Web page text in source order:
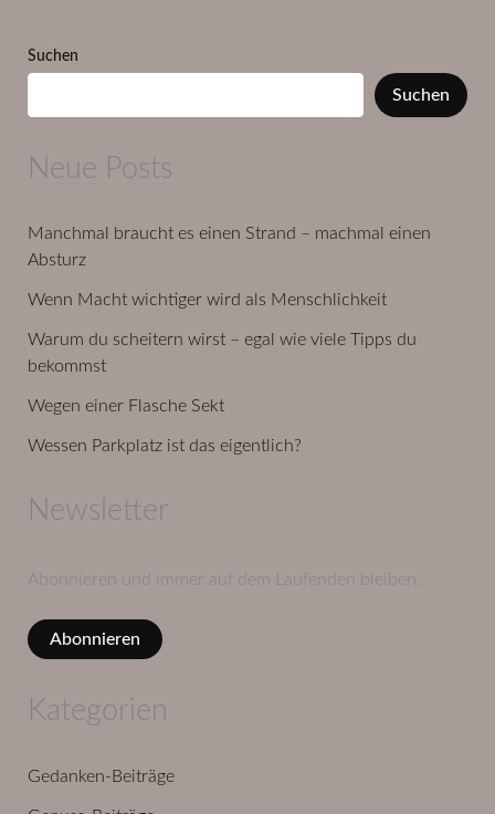
Suchen
Suchen
Neue Posts
Manchmal braucht es einen Strand – machmal einen
Absturz
Wenn Macht wichtiger wird als Menschlichkeit
Warum du scheitern wirst – egal wie viele Tipps du
bekommst
Wegen einer Flasche Sekt
Wessen Parkplatz ist das eigentlich?
Newsletter
Abonnieren und immer auf dem Laufenden bleiben.
Abonnieren
Kategorien
Gedanken-Beiträge